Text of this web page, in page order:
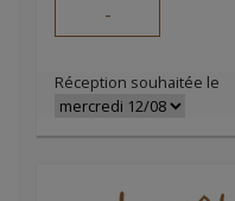
-
Réception souhaitée le